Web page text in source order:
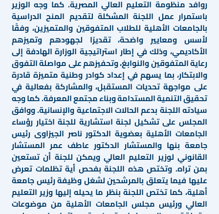
روافد منظومة التعليم العالي المصرية. كما وجه الوزير
باستمرار عمل اللجنة المشكلة لتقديم المنح الدراسية
بالجامعات الأهلية للطلاب المتفوقين والمتميزين، وفقًا
لأسس ومعايير واضحة، تقديرًا لجهودهم وتميزهم
الأكاديمي، وذلك في إطار استراتيجية الوزارة الهادفة إلى
رعاية المتفوقين والنوابغ، وتحفيزهم على مواصلة التفوق
والابتكار، بما يسهم في إعداد كوادر وطنية متميزة قادرة
على مواجهة تحديات المستقبل، والمشاركة بفعالية في
تحقيق التنمية المستدامة وبناء مجتمع المعرفة. كما وجه
سيادته اللجنة بدعم الحالات الاجتماعية والإنسانية. ووافق
المجلس على تشكيل لجنة استشارية للجنة اختيار رؤساء
الجامعات الأهلية بعضوية الدكتور ناصر الجيزاوى رئيس
جامعة بنها والمستشار الدكتور عاطف عمر المستشار
القانوني لوزير التعليم العالي ويمكن للجنة أن تستعين
بمن تراه. وتختص هذه اللجنة بفحص أية تظلمات تعرض
عليها فيما يتعلق بالمرشحين لشغل وظيفة رئيس جامعة
أهلية، كما تختص اللجنة بنظر ما يحيله إليها وزير التعليم
العالي ورئيس مجلس الجامعات الأهلية من موضوعات